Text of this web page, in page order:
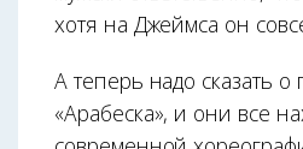
хотя на Джеймса он
А теперь надо сказать о
«Арабеска», и они все